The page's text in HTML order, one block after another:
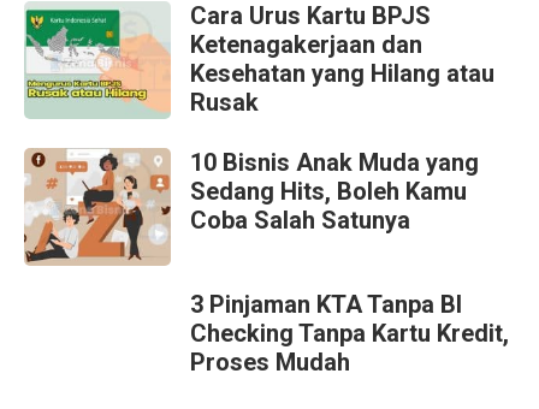
Cara Urus Kartu BPJS
Ketenagakerjaan dan
Kesehatan yang Hilang atau
Rusak
10 Bisnis Anak Muda yang
Sedang Hits, Boleh Kamu
Coba Salah Satunya
3 Pinjaman KTA Tanpa BI
Checking Tanpa Kartu Kredit,
Proses Mudah